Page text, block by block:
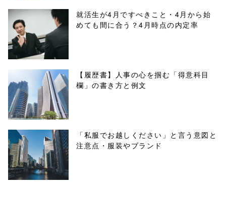
/1074613"
onclick="windo
w.open(this.hre
f, 'Gwindow',
'width=550,
height=450,
menubar=no,
toolbar=no,
scrollbars=yes'
就活生が4月ですべきこと・4月から始
めても間に合う？4月時点の内定率
【履歴書】人事の心を掴む「得意科目
欄」の書き方と例文
「私服でお越しください」と言う意図と
注意点・服装やブランド